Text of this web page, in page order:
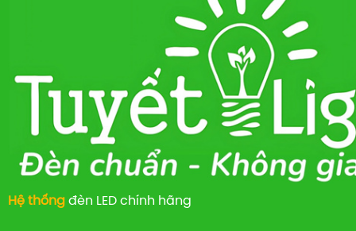
Hệ thống đèn LED chính hãng